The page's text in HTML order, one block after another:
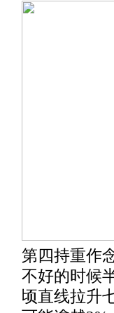
第四持重作
不好的时候
顷直线拉升